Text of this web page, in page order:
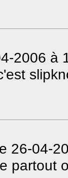
2006 à
26-04-
partout